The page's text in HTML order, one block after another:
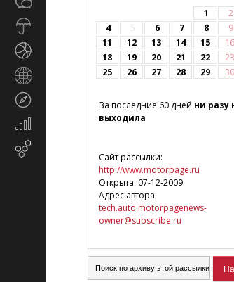
Экономика
маркетинг
1 2
4
5 6 7 8 9
11
12 13 14 15 16
18
19 20 21 22 23
25
26 27 28 29 30
За последние 60 дней ни разу
выходила
Сайт рассылки:
http://www.motorpage.ru
Открыта: 07-12-2009
Адрес автора:
tech.auto.motorpagenews-
owner@subscribe.ru